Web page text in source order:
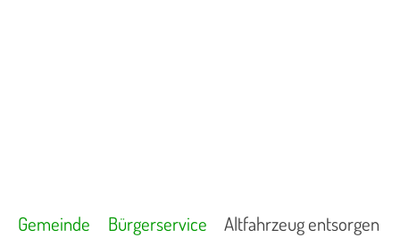
Gemeinde Bürgerservice Altfahrzeug entsorgen